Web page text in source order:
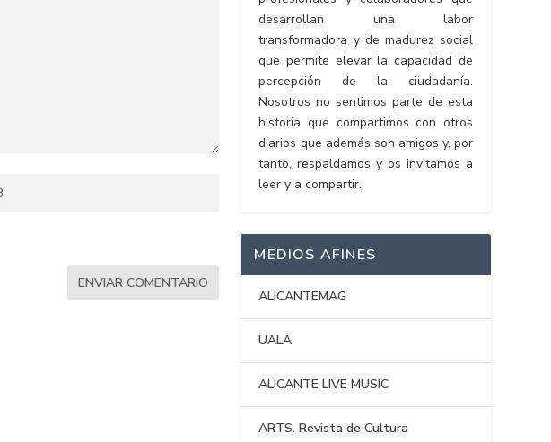
desarrollan una labor
transformadora y de madurez social
que permite elevar la capacidad de
percepción de la ciudadanía.
Nosotros no sentimos parte de esta
historia que compartimos con otros
diarios que además son amigos y, por
tanto, respaldamos y os invitamos a
leer y a compartir.
MEDIOS AFINES
ALICANTEMAG
UALA
ALICANTE LIVE MUSIC
ARTS. Revista de Cultura